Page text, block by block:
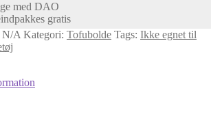
med DAO
gratis
N/A Kategori: Tofubolde Tags: Ikke egnet til